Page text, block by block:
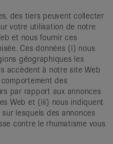
des tiers peuvent collecter
votre utilisation de notre
et nous fournir ces
Ces données (i) nous
géographiques les
accèdent à notre site Web
des
par rapport aux annonces
Web et (iii) nous indiquent
lesquels des annonces
contre le rhumatisme vous